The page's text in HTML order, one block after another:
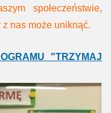
społeczeństwie,
nas może uniknąć.
"TRZYMAJ